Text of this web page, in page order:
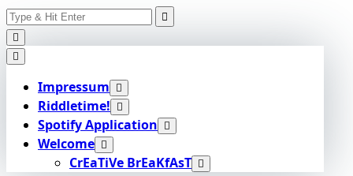
Skip
to
content
Search
for:
Impressum
Riddletime!
Spotify Application
Welcome
CrEaTiVe BrEaKfAsT